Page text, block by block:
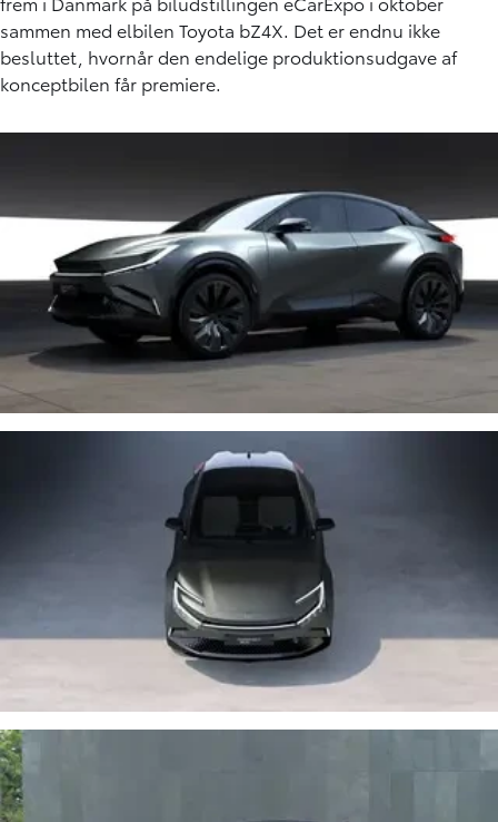
sammen med elbilen Toyota bZ4X. Det er endnu ikke
besluttet, hvornår den endelige produktionsudgave af
konceptbilen får premiere.